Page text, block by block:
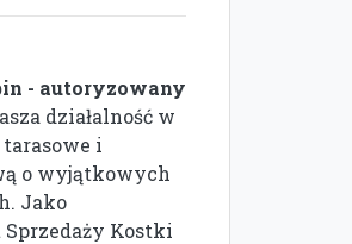
- autoryzowany
działalność w
i
o wyjątkowych
Jako
Kostki